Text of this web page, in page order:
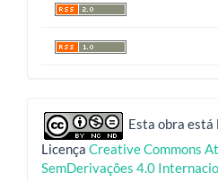
indexadores
Esta obra está
Licença Creative Commons
SemDerivações 4.0